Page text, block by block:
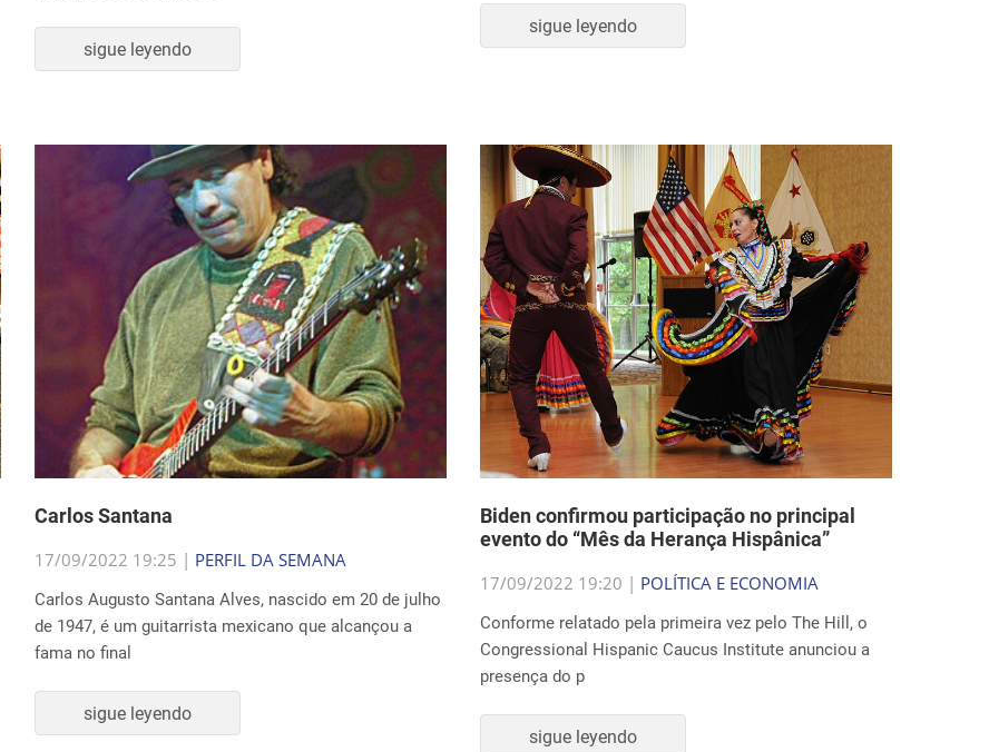
sigue leyendo
sigue leyendo
Carlos Santana
17/09/2022 19:25 | PERFIL DA SEMANA
Carlos Augusto Santana Alves, nascido em 20 de julho
de 1947, é um guitarrista mexicano que alcançou a
fama no final
sigue leyendo
Biden confirmou participação no principal
evento do “Mês da Herança Hispânica”
17/09/2022 19:20 | POLÍTICA E ECONOMIA
Conforme relatado pela primeira vez pelo The Hill, o
Congressional Hispanic Caucus Institute anunciou a
presença do p
sigue leyendo